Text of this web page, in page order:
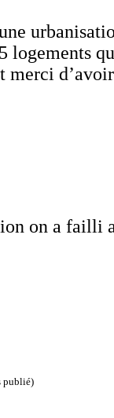
logements
merci
on a failli
publié)